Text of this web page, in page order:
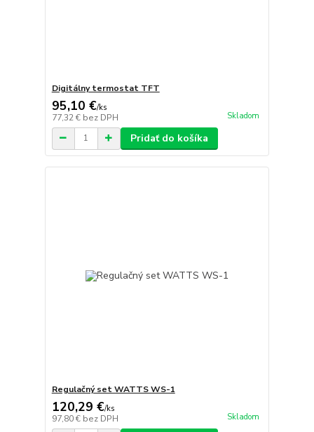
Digitálny termostat TFT
95,10 €/ks
77,32 € bez DPH Skladom
Pridať do košíka
Regulačný set WATTS WS-1
120,29 €/ks
97,80 € bez DPH Skladom